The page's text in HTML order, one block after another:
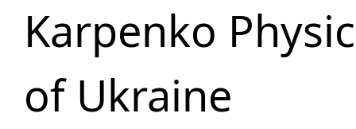
Karpenko
of Ukraine